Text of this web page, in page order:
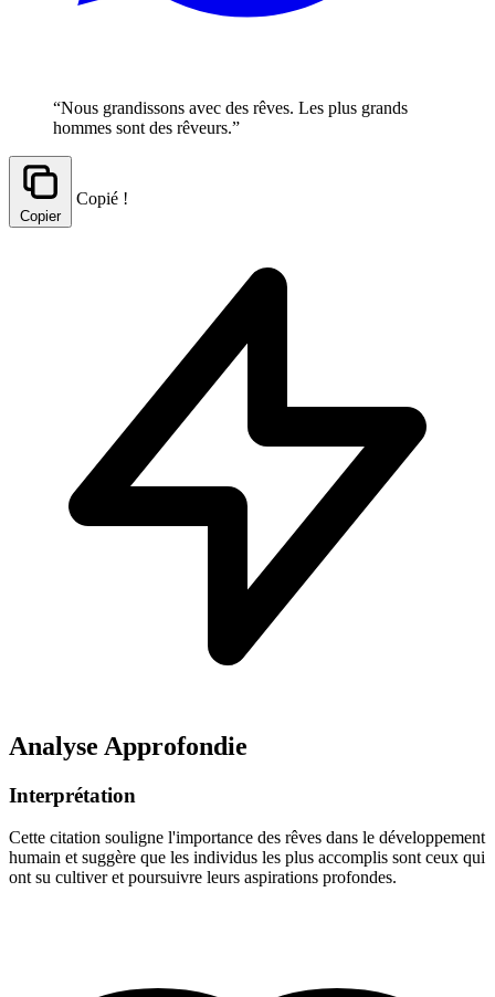
“Nous grandissons avec des rêves. Les plus grands
hommes sont des rêveurs.”
Copier
Copié !
Analyse Approfondie
Interprétation
Cette citation souligne l'importance des rêves dans le développement
humain et suggère que les individus les plus accomplis sont ceux qui
ont su cultiver et poursuivre leurs aspirations profondes.